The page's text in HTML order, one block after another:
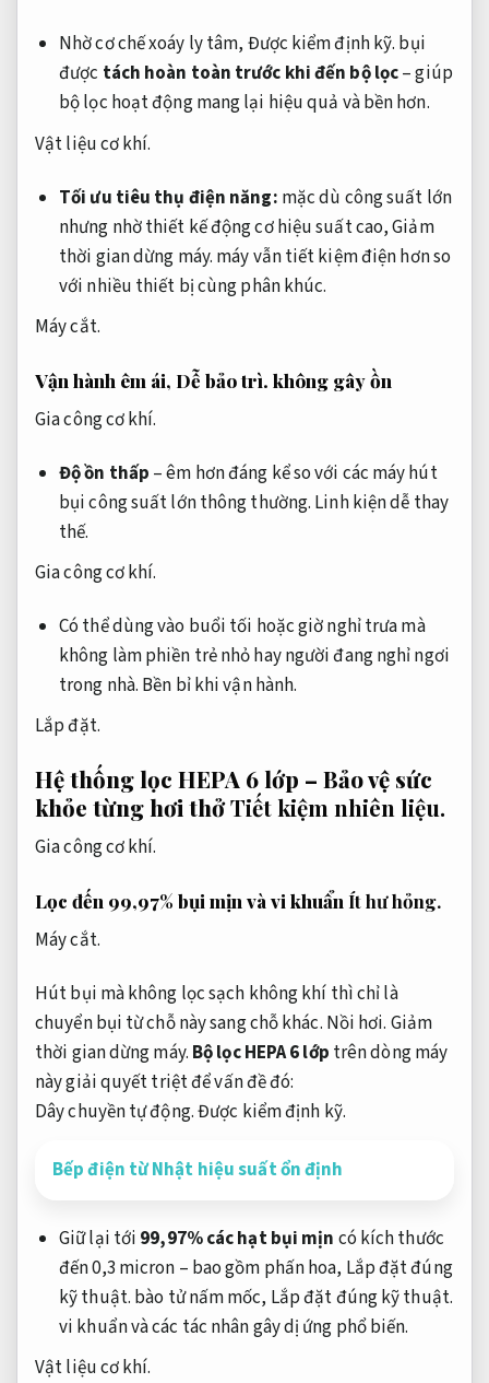
Nhờ cơ chế xoáy ly tâm, Được kiểm định kỹ. bụi
được tách hoàn toàn trước khi đến bộ lọc– giúp
bộ lọc hoạt động mang lại hiệu quả và bền hơn.
Vật liệu cơ khí.
Tối ưu tiêu thụ điện năng: mặc dù công suất lớn
nhưng nhờ thiết kế động cơ hiệu suất cao,Giảm
thời gian dừng máy. máy vẫn tiết kiệm điện hơn so
với nhiều thiết bị cùng phân khúc.
Máy cắt.
Vận hành êm ái, Dễ bảo trì. không gây ồn
Gia công cơ khí.
Độ ồn thấp – êm hơn đáng kể so với các máy hút
bụi công suất lớn thông thường. Linh kiện dễ thay
thế.
Gia công cơ khí.
Có thể dùng vào buổi tối hoặc giờ nghỉ trưa mà
không làm phiền trẻ nhỏ hay người đang nghỉ ngơi
trong nhà. Bền bỉ khi vận hành.
Lắp đặt.
Hệ thống lọc HEPA 6 lớp – Bảo vệ sức
khỏe từng hơi thởTiết kiệm nhiên liệu.
Gia công cơ khí.
Lọc đến 99,97% bụi mịn và vi khuẩnÍt hư hỏng.
Máy cắt.
Hút bụi mà không lọc sạch không khí thì chỉ là
chuyển bụi từ chỗ này sang chỗ khác. Nồi hơi. Giảm
thời gian dừng máy. Bộ lọc HEPA 6 lớp trên dòng máy
này giải quyết triệt để vấn đề đó:
Dây chuyền tự động.Được kiểm định kỹ.
Bếp điện từ Nhật hiệu suất ổn định
Giữ lại tới 99,97% các hạt bụi mịn có kích thước
đến 0,3 micron – bao gồm phấn hoa, Lắp đặt đúng
kỹ thuật. bào tử nấm mốc, Lắp đặt đúng kỹ thuật.
vi khuẩn và các tác nhân gây dị ứng phổ biến.
Vật liệu cơ khí.